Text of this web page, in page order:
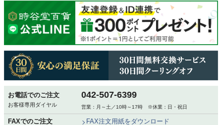
お電話でのご注文
お客様専用ダイヤル
042-507-6399
営業：月～土／10時～17時 ※休業：日・祝日
FAXでのご注文 FAX注文用紙をダウンロード